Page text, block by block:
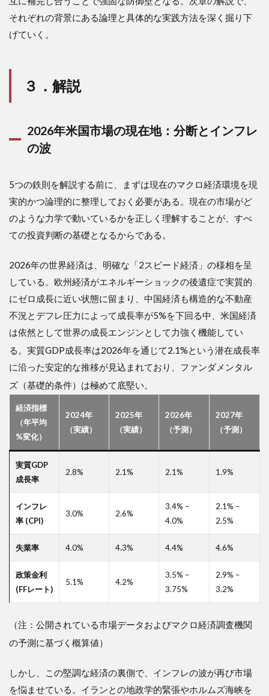
それぞれの背景にある論理と具体的な実践方法を深く掘り下
げていく。
３．解説
2026年米国市場の現在地：分断とインフレ
の波
5つの鉄則を解説する前に、まずは現在のマクロ経済環境を現
実的かつ論理的に整理しておく必要がある。現在の市場がど
のような力学で動いているかを正しく理解することが、すべ
ての投資判断の基礎となるからである。
2026年の世界経済は、明確な「2スピード経済」の様相を呈
している。欧州経済がエネルギーショックの後遺症で実質的
にゼロ成長に近い状態に留まり、中国経済も構造的な不動産
不況とデフレ圧力によって成長率が5%を下回る中、米国経済
は依然として世界の成長エンジンとして力強く機能してい
る 。実質GDP成長率は2026年を通じて2.1%という潜在成長率
に沿った安定的な推移が見込まれており、ファンダメンタル
ズ（基礎的条件）は極めて底堅い。
経済指標
（年平均
%変化）
2024年
（実績）
2025年
（実績）
2026年
（予測）
2027年
（予測）
実質GDP
成長率
2.8% 2.1% 2.1% 1.9%
インフレ
率 (CPI)
3.0% 2.6%
3.4% –
4.0%
2.1% –
2.5%
失業率 4.0% 4.3% 4.4% 4.6%
政策金利
(FFレート)
5.1% 4.2%
3.5% –
3.75%
2.9% –
3.2%
（注：公開されている市場データおよびマクロ経済調査機関
の予測に基づく概算値）
しかし、この堅調な経済の裏側で、インフレの波が再び市場
を悩ませている。イランとの地政学的緊張やホルムズ海峡を